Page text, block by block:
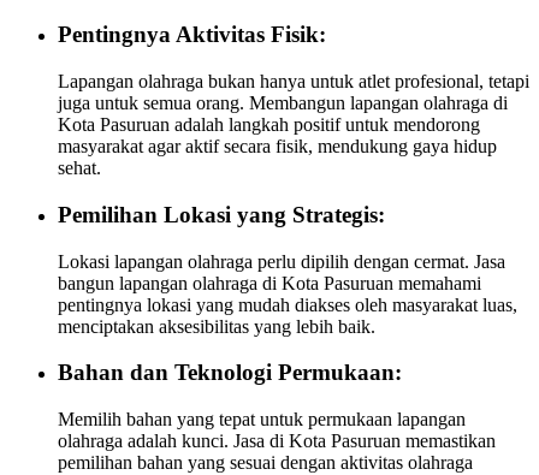
Pentingnya Aktivitas Fisik:
Lapangan olahraga bukan hanya untuk atlet profesional, tetapi
juga untuk semua orang. Membangun lapangan olahraga di
Kota Pasuruan adalah langkah positif untuk mendorong
masyarakat agar aktif secara fisik, mendukung gaya hidup
sehat.
Pemilihan Lokasi yang Strategis:
Lokasi lapangan olahraga perlu dipilih dengan cermat. Jasa
bangun lapangan olahraga di Kota Pasuruan memahami
pentingnya lokasi yang mudah diakses oleh masyarakat luas,
menciptakan aksesibilitas yang lebih baik.
Bahan dan Teknologi Permukaan:
Memilih bahan yang tepat untuk permukaan lapangan
olahraga adalah kunci. Jasa di Kota Pasuruan memastikan
pemilihan bahan yang sesuai dengan aktivitas olahraga